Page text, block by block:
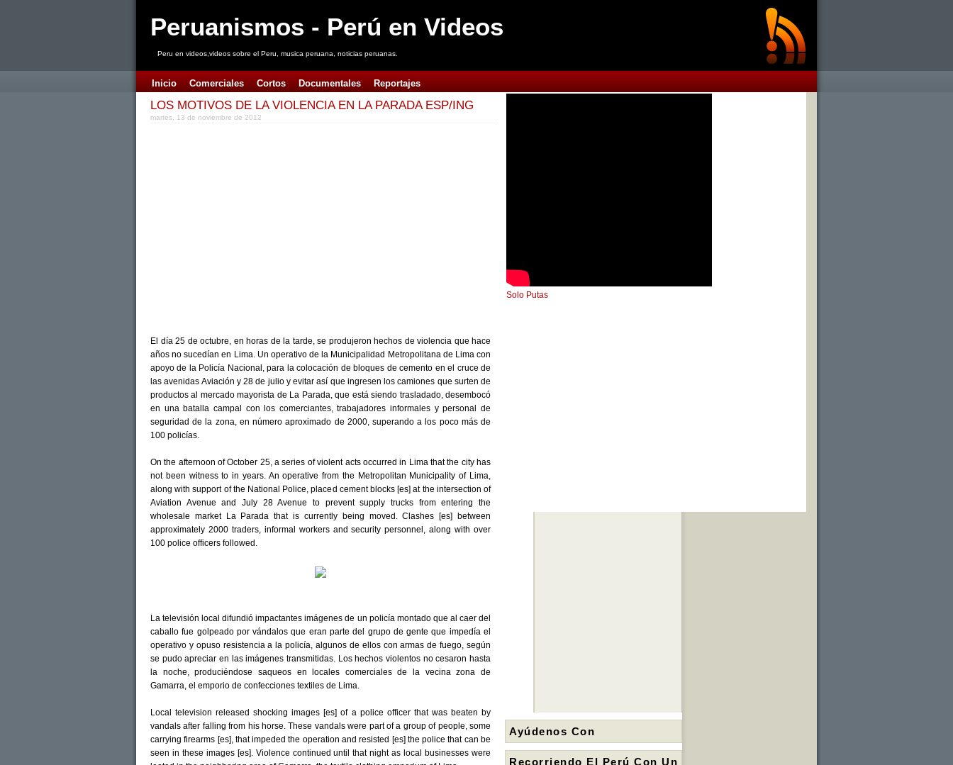
Peruanismos - Perú en Videos
Peru en videos,videos sobre el Peru, musica peruana, noticias peruanas.
Inicio Comerciales Cortos Documentales Reportajes
LOS MOTIVOS DE LA VIOLENCIA EN LA PARADA ESP/ING
martes, 13 de noviembre de 2012
El día 25 de octubre, en horas de la tarde, se produjeron hechos de violencia que hace
años no sucedían en Lima. Un operativo de la Municipalidad Metropolitana de Lima con
apoyo de la Policía Nacional, para la colocación de bloques de cemento en el cruce de
las avenidas Aviación y 28 de julio y evitar así que ingresen los camiones que surten de
productos al mercado mayorista de La Parada, que está siendo trasladado, desembocó
en una batalla campal con los comerciantes, trabajadores informales y personal de
seguridad de la zona, en número aproximado de 2000, superando a los poco más de
100 policías.
On the afternoon of October 25, a series of violent acts occurred in Lima that the city has
not been witness to in years. An operative from the Metropolitan Municipality of Lima,
along with support of the National Police, placed cement blocks [es] at the intersection of
Aviation Avenue and July 28 Avenue to prevent supply trucks from entering the
wholesale market La Parada that is currently being moved. Clashes [es] between
approximately 2000 traders, informal workers and security personnel, along with over
100 police officers followed.
La televisión local difundió impactantes imágenes de un policía montado que al caer del
caballo fue golpeado por vándalos que eran parte del grupo de gente que impedía el
operativo y opuso resistencia a la policía, algunos de ellos con armas de fuego, según
se pudo apreciar en las imágenes transmitidas. Los hechos violentos no cesaron hasta
la noche, produciéndose saqueos en locales comerciales de la vecina zona de
Gamarra, el emporio de confecciones textiles de Lima.
Local television released shocking images [es] of a police officer that was beaten by
vandals after falling from his horse. These vandals were part of a group of people, some
carrying firearms [es], that impeded the operation and resisted [es] the police that can be
seen in these images [es]. Violence continued until that night as local businesses were
Solo Putas
Ayúdenos Con
Recorriendo El Perú Con Un